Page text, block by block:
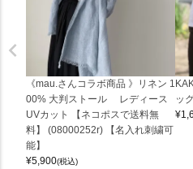
《mau.さんコラボ商品 》リネン 1
00% 大判ストール レディース
UVカット 【ネコポスで送料無
料】 (08000252r) 【名入れ刺繍可
能】
¥5,900(税込)
ッ
¥